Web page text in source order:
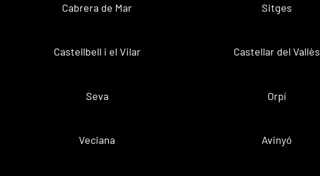
Cabrera de Mar Sitges
Castellbell i el Vilar Castellar del Vallès
Seva Orpí
Veciana Avinyó